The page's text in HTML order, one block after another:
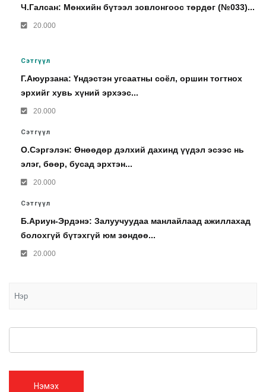
Ч.Галсан: Мөнхийн бүтээл зовлонгоос төрдөг (№033)...
20.000
Сэтгүүл
Г.Аюурзана: Үндэстэн угсаатны соёл, оршин тогтнох
эрхийг хувь хүний эрхээс...
20.000
Сэтгүүл
О.Сэргэлэн: Өнөөдөр дэлхий дахинд үүдэл эсээс нь
элэг, бөөр, бусад эрхтэн...
20.000
Сэтгүүл
Б.Ариун-Эрдэнэ: Залуучуудаа манлайлаад ажиллахад
болохгүй бүтэхгүй юм зөндөө...
20.000
Нэмэх